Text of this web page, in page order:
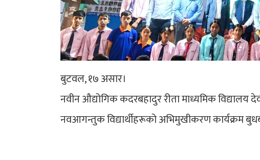
बुटवल, १७ असार।
नवीन औद्योगिक कदरबहादुर रीता माध्यमिक विद्यालय
नवआगन्तुक विद्यार्थीहरूको अभिमुखीकरण कार्यक्रम